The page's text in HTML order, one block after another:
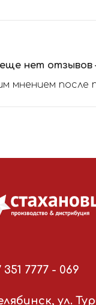
нет
мнением после
351 7777 - 069
ул.